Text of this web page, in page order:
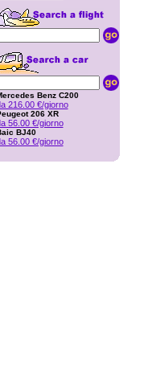
Benz C200
216.00 €/giorno
206 XR
56.00 €/giorno
BJ40
56.00 €/giorno